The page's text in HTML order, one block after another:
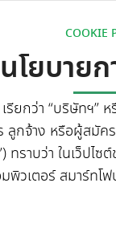
COOKIE
นโยบาย
รียกว่า “บริษัทฯ
กจ้าง หรือผู้สมั
ราบว่า ในเว็ปไ
วเตอร์ สมาร์ท